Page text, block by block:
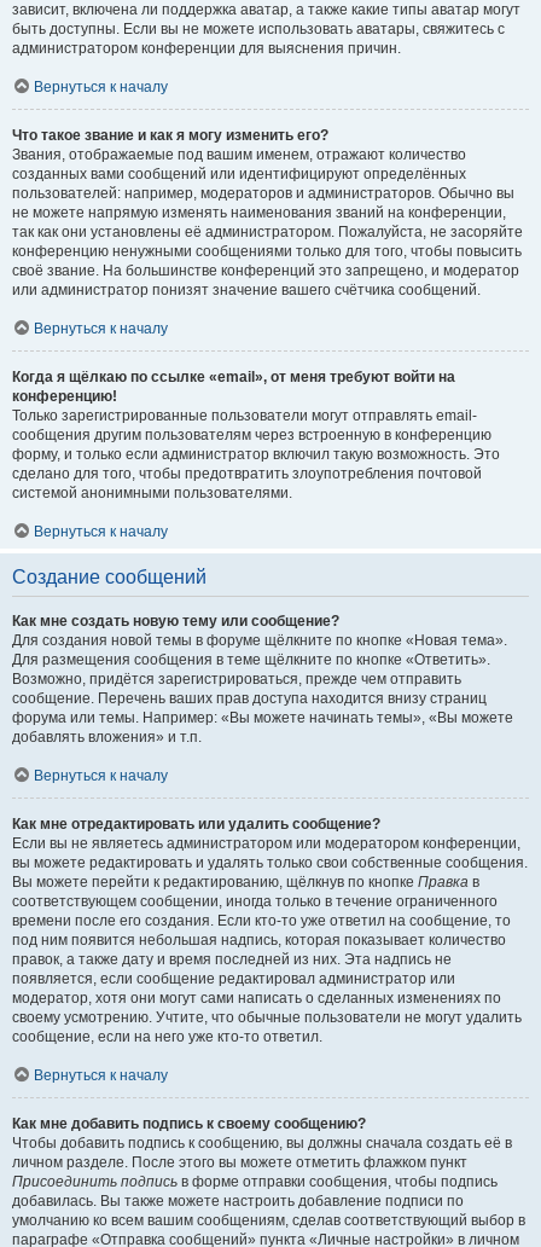
зависит, включена ли поддержка аватар, а также какие типы аватар могут
быть доступны. Если вы не можете использовать аватары, свяжитесь с
администратором конференции для выяснения причин.
Вернуться к началу
Что такое звание и как я могу изменить его?
Звания, отображаемые под вашим именем, отражают количество
созданных вами сообщений или идентифицируют определённых
пользователей: например, модераторов и администраторов. Обычно вы
не можете напрямую изменять наименования званий на конференции,
так как они установлены её администратором. Пожалуйста, не засоряйте
конференцию ненужными сообщениями только для того, чтобы повысить
своё звание. На большинстве конференций это запрещено, и модератор
или администратор понизят значение вашего счётчика сообщений.
Вернуться к началу
Когда я щёлкаю по ссылке «email», от меня требуют войти на
конференцию!
Только зарегистрированные пользователи могут отправлять email-
сообщения другим пользователям через встроенную в конференцию
форму, и только если администратор включил такую возможность. Это
сделано для того, чтобы предотвратить злоупотребления почтовой
системой анонимными пользователями.
Вернуться к началу
Создание сообщений
Как мне создать новую тему или сообщение?
Для создания новой темы в форуме щёлкните по кнопке «Новая тема».
Для размещения сообщения в теме щёлкните по кнопке «Ответить».
Возможно, придётся зарегистрироваться, прежде чем отправить
сообщение. Перечень ваших прав доступа находится внизу страниц
форума или темы. Например: «Вы можете начинать темы», «Вы можете
добавлять вложения» и т.п.
Вернуться к началу
Как мне отредактировать или удалить сообщение?
Если вы не являетесь администратором или модератором конференции,
вы можете редактировать и удалять только свои собственные сообщения.
Вы можете перейти к редактированию, щёлкнув по кнопке Правка в
соответствующем сообщении, иногда только в течение ограниченного
времени после его создания. Если кто-то уже ответил на сообщение, то
под ним появится небольшая надпись, которая показывает количество
правок, а также дату и время последней из них. Эта надпись не
появляется, если сообщение редактировал администратор или
модератор, хотя они могут сами написать о сделанных изменениях по
своему усмотрению. Учтите, что обычные пользователи не могут удалить
сообщение, если на него уже кто-то ответил.
Вернуться к началу
Как мне добавить подпись к своему сообщению?
Чтобы добавить подпись к сообщению, вы должны сначала создать её в
личном разделе. После этого вы можете отметить флажком пункт
Присоединить подпись в форме отправки сообщения, чтобы подпись
добавилась. Вы также можете настроить добавление подписи по
умолчанию ко всем вашим сообщениям, сделав соответствующий выбор в
параграфе «Отправка сообщений» пункта «Личные настройки» в личном